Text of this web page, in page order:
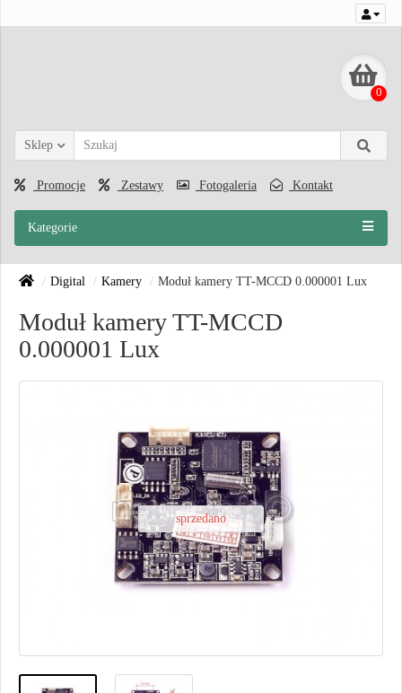
0
Sklep
Promocje Zestawy Fotogaleria Kontakt
Kategorie
Digital Kamery Moduł kamery TT-MCCD 0.000001 Lux
Moduł kamery TT-MCCD
0.000001 Lux
sprzedano